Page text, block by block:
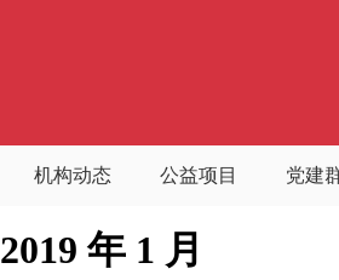
机构动态 公益项目 党建
2019 年 1 月